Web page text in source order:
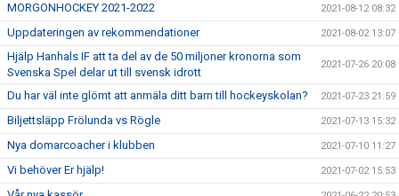
MORGONHOCKEY 2021-2022 2021-08-12 08:32
Uppdateringen av rekommendationer 2021-08-02 13:07
Hjälp Hanhals IF att ta del av de 50 miljoner kronorna som
Svenska Spel delar ut till svensk idrott
2021-07-26 20:08
Du har väl inte glömt att anmäla ditt barn till hockeyskolan? 2021-07-23 21:59
Biljettsläpp Frölunda vs Rögle 2021-07-13 15:32
Nya domarcoacher i klubben 2021-07-10 11:27
Vi behöver Er hjälp! 2021-07-02 15:53